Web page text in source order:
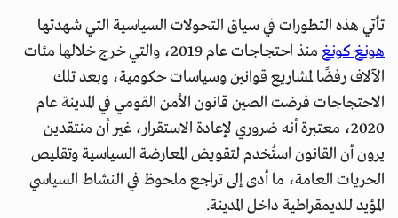
تأتي هذه التطورات في سياق التحولات السياسية التي شهدتها
هونغ كونغ
منذ احتجاجات عام 2019، والتي خرج خلالها مئات
الآلاف رفضًا لمشاريع قوانين وسياسات حكومية، وبعد تلك
الاحتجاجات فرضت الصين قانون الأمن القومي في المدينة عام
2020، معتبرة أنه ضروري لإعادة الاستقرار، غير أن منتقدين
يرون أن القانون استُخدم لتقويض المعارضة السياسية وتقليص
الحريات العامة، ما أدى إلى تراجع ملحوظ في النشاط السياسي
المؤيد للديمقراطية داخل المدينة.